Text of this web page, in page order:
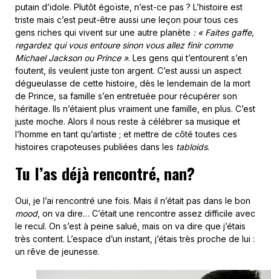
putain d’idole. Plutôt égoïste, n’est-ce pas ? L’histoire est
triste mais c’est peut-être aussi une leçon pour tous ces
gens riches qui vivent sur une autre planète : « Faites gaffe,
regardez qui vous entoure sinon vous allez finir comme
Michael Jackson ou Prince ». Les gens qui t’entourent s’en
foutent, ils veulent juste ton argent. C’est aussi un aspect
dégueulasse de cette histoire, dès le lendemain de la mort
de Prince, sa famille s’en entretuée pour récupérer son
héritage. Ils n’étaient plus vraiment une famille, en plus. C’est
juste moche. Alors il nous reste à célébrer sa musique et
l’homme en tant qu’artiste ; et mettre de côté toutes ces
histoires crapoteuses publiées dans les tabloids.
Tu l’as déjà rencontré, nan?
Oui, je l’ai rencontré une fois. Mais il n’était pas dans le bon
mood, on va dire… C’était une rencontre assez difficile avec
le recul. On s’est à peine salué, mais on va dire que j’étais
très content. L’espace d’un instant, j’étais très proche de lui :
un rêve de jeunesse.